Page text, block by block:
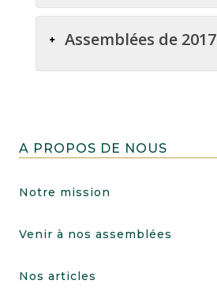
Assemblées de 2017
A PROPOS DE NOUS
Notre mission
Venir à nos assemblées
Nos articles